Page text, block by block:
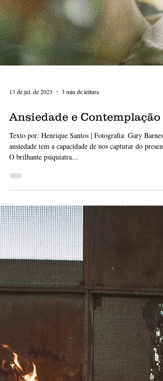
13 de jul. de 2023 3 min de leitura
Ansiedade e Contemplação
Texto por: Henrique Santos | Fotografia: Gary Barnes A
ansiedade tem a capacidade de nos capturar do
O brilhante psiquiatra...